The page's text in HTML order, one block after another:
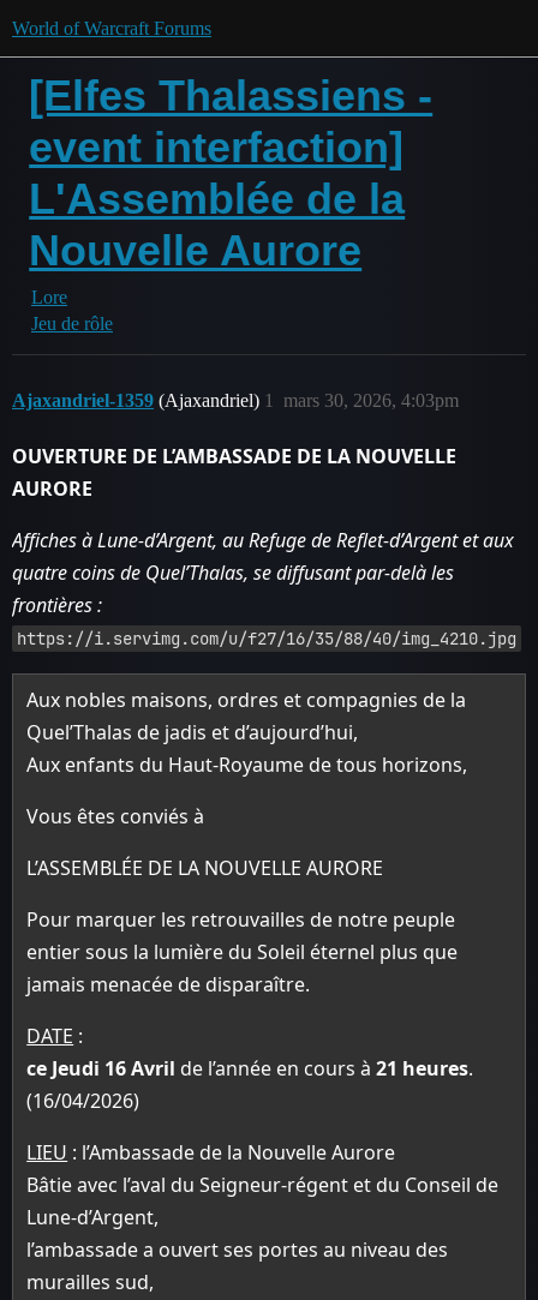
World of Warcraft Forums
[Elfes Thalassiens -
event interfaction]
L'Assemblée de la
Nouvelle Aurore
Lore
Jeu de rôle
Ajaxandriel-1359 (Ajaxandriel) mars 30, 2026, 4:03pm
1
OUVERTURE DE L’AMBASSADE DE LA NOUVELLE
AURORE
Affiches à Lune-d’Argent, au Refuge de Reflet-d’Argent et aux
quatre coins de Quel’Thalas, se diffusant par-delà les
frontières :
https://i.servimg.com/u/f27/16/35/88/40/img_4210.jpg
Aux nobles maisons, ordres et compagnies de la
Quel’Thalas de jadis et d’aujourd’hui,
Aux enfants du Haut-Royaume de tous horizons,
Vous êtes conviés à
L’ASSEMBLÉE DE LA NOUVELLE AURORE
Pour marquer les retrouvailles de notre peuple
entier sous la lumière du Soleil éternel plus que
jamais menacée de disparaître.
DATE :
ce Jeudi 16 Avril de l’année en cours à21 heures.
(16/04/2026)
LIEU : l’Ambassade de la Nouvelle Aurore
Bâtie avec l’aval du Seigneur-régent et du Conseil de
Lune-d’Argent,
l’ambassade a ouvert ses portes au niveau des
murailles sud,